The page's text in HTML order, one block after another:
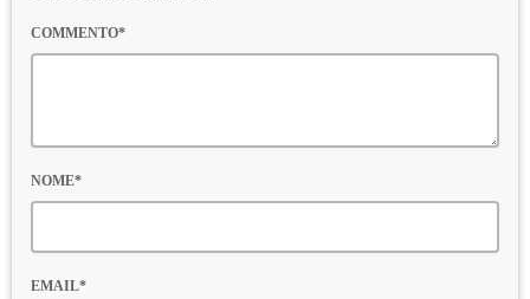
COMMENTO*
NOME*
EMAIL*